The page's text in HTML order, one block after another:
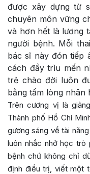
được xây dựng từ
chuyên môn vững
và hơn hết là lương
người bệnh. Mỗi
bác sĩ này đón tiếp
cách đầy trìu mến
trẻ chào đời luôn
bằng tấm lòng nhân
Trên cương vị là
Thành phố Hồ Chí
gương sáng về tài
luôn nhắc nhở học trò
bệnh chứ không chỉ
định điều trị, viết một